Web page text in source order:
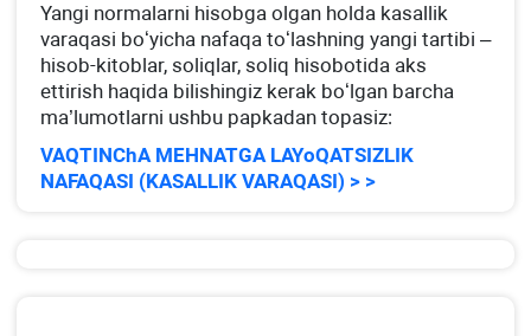
Yangi normalarni hisobga olgan holda kasallik
varaqasi boʻyicha nafaqa toʻlashning yangi tartibi –
hisob-kitoblar, soliqlar, soliq hisobotida aks
ettirish haqida bilishingiz kerak boʻlgan barcha
ma’lumotlarni ushbu papkadan topasiz:
VAQTINChA MEHNATGA LAYoQATSIZLIK
NAFAQASI (KASALLIK VARAQASI) > >